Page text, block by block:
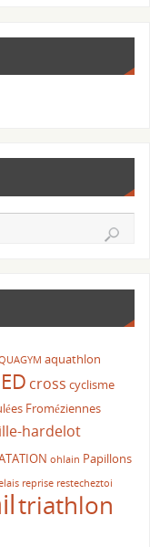
aquathlon
cross cyclisme
Froméziennes
hardelot
ohlain Papillons
reprise restecheztoi
triathlon